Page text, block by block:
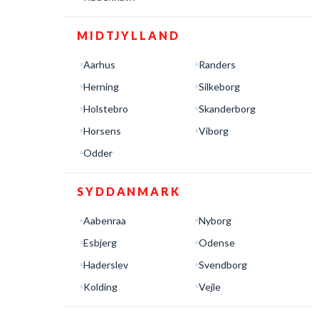
MIDTJYLLAND
Aarhus
Herning
Holstebro
Horsens
Odder
Randers
Silkeborg
Skanderborg
Viborg
SYDDANMARK
Aabenraa
Esbjerg
Haderslev
Kolding
Nyborg
Odense
Svendborg
Vejle